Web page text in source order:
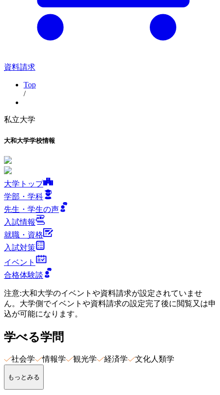
資料請求
Top
/
私立大学
大和大学学校情報
大学トップ
学部・学科
先生・学生の声
入試情報
就職・資格
入試対策
イベント
合格体験談
注意:大和大学のイベントや資料請求が設定されていませ
ん。大学側でイベントや資料請求の設定完了後に閲覧又は申
込が可能になります。
学べる学問
社会学 情報学 観光学 経済学 文化人類学
もっとみる